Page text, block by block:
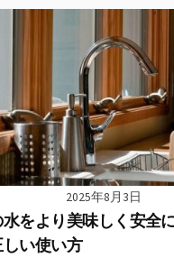
2025年8月3日
をより美味しく安全
い使い方